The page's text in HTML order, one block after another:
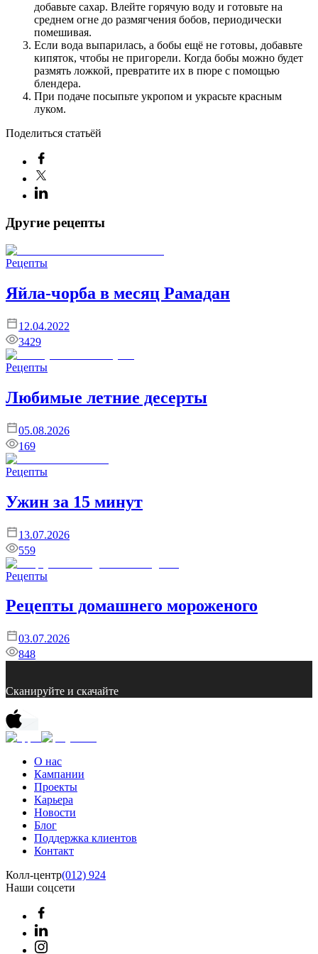
добавьте сахар. Влейте горячую воду и готовьте на
среднем огне до размягчения бобов, периодически
помешивая.
Если вода выпарилась, а бобы ещё не готовы, добавьте
кипяток, чтобы не пригорели. Когда бобы можно будет
размять ложкой, превратите их в пюре с помощью
блендера.
При подаче посыпьте укропом и украсьте красным
луком.
Поделиться статьёй
Другие рецепты
Рецепты
Яйла-чорба в месяц Рамадан
12.04.2022
3429
Рецепты
Любимые летние десерты
05.08.2026
169
Рецепты
Ужин за 15 минут
13.07.2026
559
Рецепты
Рецепты домашнего мороженого
03.07.2026
848
Сканируйте и скачайте
О нас
Кампании
Проекты
Карьера
Новости
Блог
Поддержка клиентов
Контакт
Колл-центр(012) 924
Наши соцсети